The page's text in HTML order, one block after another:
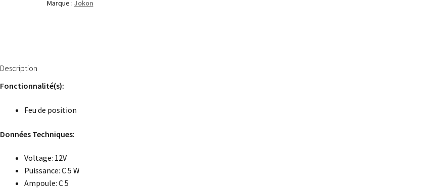
Marque : Jokon
Description
Fonctionnalité(s):
Feu de position
Données Techniques:
Voltage: 12V
Puissance: C 5 W
Ampoule: C 5